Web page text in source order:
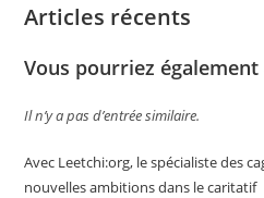
Articles récents
Vous pourriez
Il n’y a pas d’entrée similaire.
Avec Leetchi:org, le spécialiste des
nouvelles ambitions dans le caritatif